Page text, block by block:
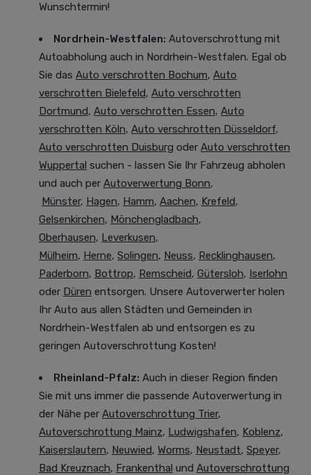
Wunschtermin!
Nordrhein-Westfalen: Autoverschrottung mit
Autoabholung auch in Nordrhein-Westfalen. Egal ob
Sie das Auto verschrotten Bochum, Auto
verschrotten Bielefeld, Auto verschrotten
Dortmund, Auto verschrotten Essen, Auto
verschrotten Köln, Auto verschrotten Düsseldorf,
Auto verschrotten Duisburg oder Auto verschrotten
Wuppertal suchen - lassen Sie Ihr Fahrzeug abholen
und auch per Autoverwertung Bonn,
Münster, Hagen, Hamm, Aachen, Krefeld,
Gelsenkirchen, Mönchengladbach,
Oberhausen, Leverkusen,
Mülheim, Herne, Solingen, Neuss, Recklinghausen,
Paderborn, Bottrop, Remscheid, Gütersloh, Iserlohn
oder Düren entsorgen. Unsere Autoverwerter holen
Ihr Auto aus allen Städten und Gemeinden in
Nordrhein-Westfalen ab und entsorgen es zu
geringen Autoverschrottung Kosten!
Rheinland-Pfalz: Auch in dieser Region finden
Sie mit uns immer die passende Autoverwertung in
der Nähe per Autoverschrottung Trier,
Autoverschrottung Mainz, Ludwigshafen, Koblenz,
Kaiserslautern, Neuwied, Worms, Neustadt, Speyer,
Bad Kreuznach, Frankenthal und Autoverschrottung